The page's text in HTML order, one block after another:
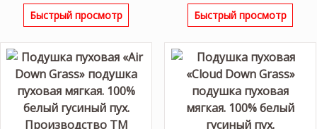
Быстрый просмотр Быстрый просмотр